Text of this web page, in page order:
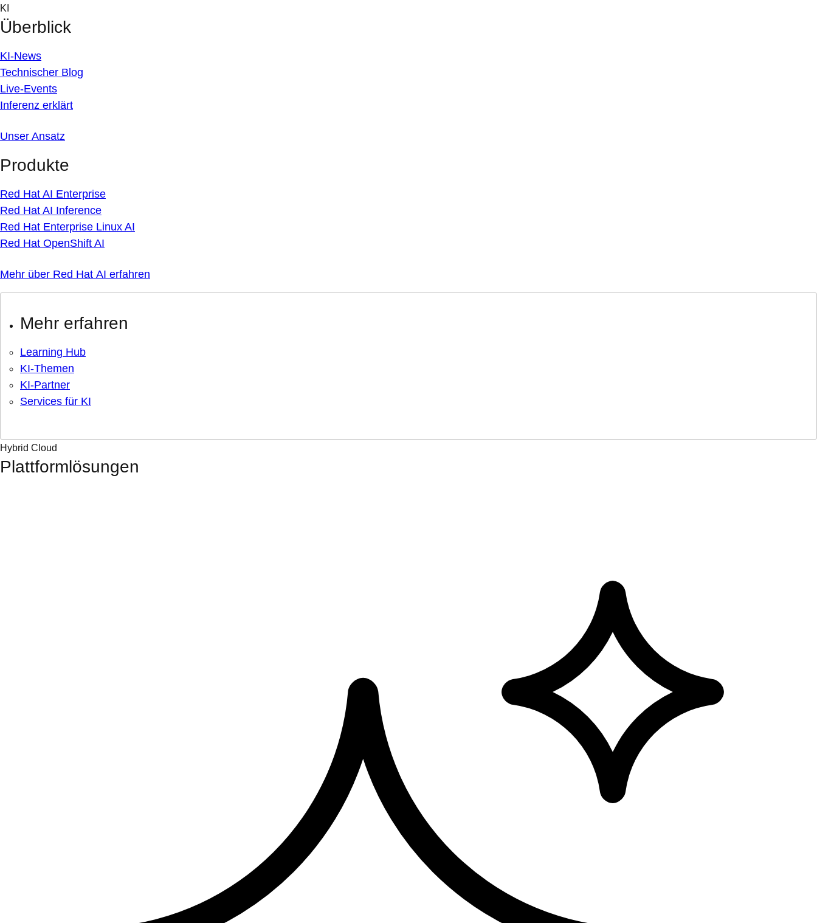
Skip
to
content
KI
Überblick
KI-News
Technischer Blog
Live-Events
Inferenz erklärt
Unser Ansatz
Produkte
Red Hat AI Enterprise
Red Hat AI Inference
Red Hat Enterprise Linux AI
Red Hat OpenShift AI
Mehr über Red Hat AI erfahren
Mehr erfahren
Learning Hub
KI-Themen
KI-Partner
Services für KI
Hybrid Cloud
Plattformlösungen